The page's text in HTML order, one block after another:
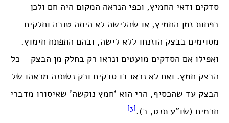
סדקים ודאי החמיץ, וכפי הנראה המקום היה חם ולכן
בפחות זמן החמיץ, או שהלישה לא היתה טובה וחלקים
מסוימים בבצק הוזנחו ללא לישה, ובהם התפתח חימוץ.
ואפילו אם הסדקים מועטים ונראו רק בחלק מן הבצק – כל
הבצק חמץ. ואם לא נראו בו סדקים ורק נשתנה מראהו של
הבצק עד שהכסיף, הרי הוא ‘חמץ נוקשה’ שאיסורו מדברי
חכמים (שו”ע תנט, ב). [3]